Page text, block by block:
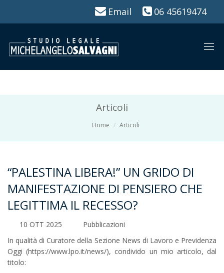
Email 06 45619474
Articoli
Home Articoli
“PALESTINA LIBERA!” UN GRIDO DI
MANIFESTAZIONE DI PENSIERO CHE
LEGITTIMA IL RECESSO?
10 OTT 2025
Pubblicazioni
In qualità di Curatore della Sezione News di Lavoro e Previdenza
Oggi (https://www.lpo.it/news/), condivido un mio articolo, dal
titolo: